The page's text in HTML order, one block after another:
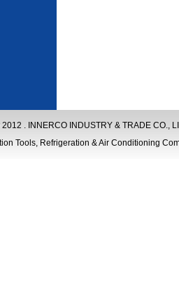
. INNERCO INDUSTRY & TRADE CO.,
Tools, Refrigeration & Air Conditioning